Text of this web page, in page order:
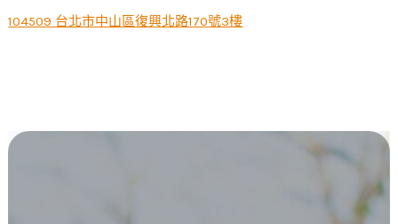
104509 台北市中山區復興北路170號3樓